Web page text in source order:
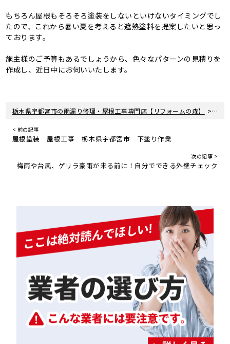
もちろん屋根もそろそろ塗装をしないといけないタイミングでし
たので、これから暑い夏を考えると遮熱塗料を提案したいと思っ
ております。
施主様のご予算もあるでしょうから、色々なパターンの見積りを
作成し、近日中にお伺いいたします。
栃木県宇都宮市の雨漏り修理・屋根工事専門店【リフォームの森】 > 新着
< 前の記事
屋根塗装 屋根工事 栃木県宇都宮市 下塗り作業
次の記事 >
梅雨や台風、ゲリラ豪雨が来る前に！自分でできる外壁チェック